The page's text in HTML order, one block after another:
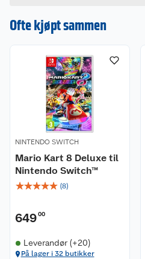
en omtale.
Ofte kjøpt sammen
NINTENDO SWITCH
Mario Kart 8 Deluxe til
Nintendo Switch™
☆☆☆☆☆ (8)
64900
Leverandør (+20)
På lager i 32 butikker